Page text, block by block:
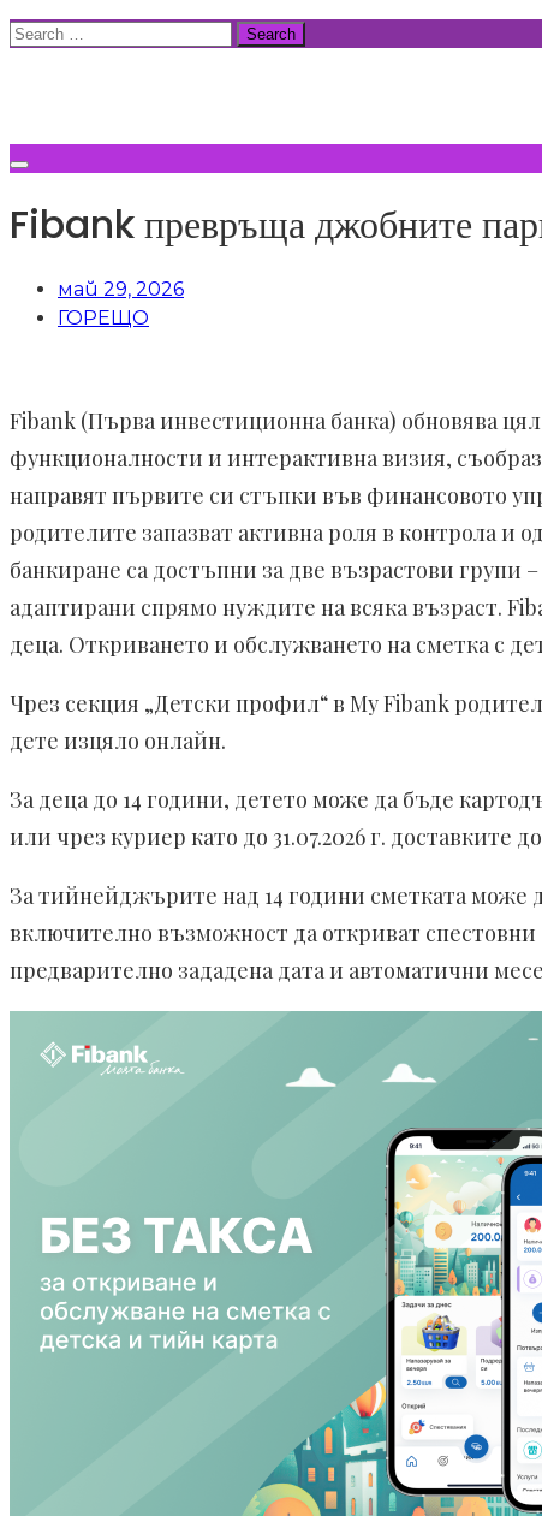
Skip
Search
Fibank превръща джобните
май 29, 2026
ГОРЕЩО
Fibank (Първа инвестиционна банка) обновява
функционалности и интерактивна визия,
направят първите си стъпки във финансовото
родителите запазват активна роля в контрола
банкиране са достъпни за две възрастови
адаптирани спрямо нуждите на всяка възраст.
деца. Откриването и обслужването на сметка с
Чрез секция „Детски профил“ в My Fibank
дете изцяло онлайн.
За деца до 14 години, детето може да бъде
или чрез куриер като до 31.07.2026 г. доставките
За тийнейджърите над 14 години сметката може
включително възможност да откриват спестовни
предварително зададена дата и автоматични